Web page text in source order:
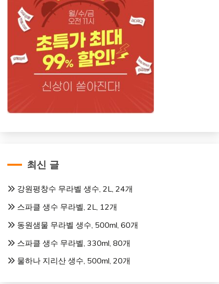
최신 글
강원평창수 무라벨 생수, 2L, 24개
스파클 생수 무라벨, 2L, 12개
동원샘물 무라벨 생수, 500ml, 60개
스파클 생수 무라벨, 330ml, 80개
물하나 지리산 생수, 500ml, 20개